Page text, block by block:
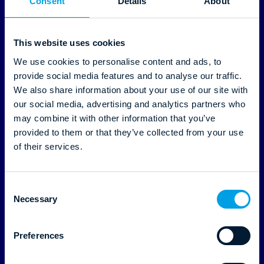
This website uses cookies
We use cookies to personalise content and ads, to
provide social media features and to analyse our traffic.
We also share information about your use of our site with
our social media, advertising and analytics partners who
may combine it with other information that you’ve
provided to them or that they’ve collected from your use
of their services.
Necessary
Preferences
Profitroom: Najlepsza
technologia dla hoteli i resortów
– nagrodzona w
HotelTechAwards 2025
Czytaj dalej